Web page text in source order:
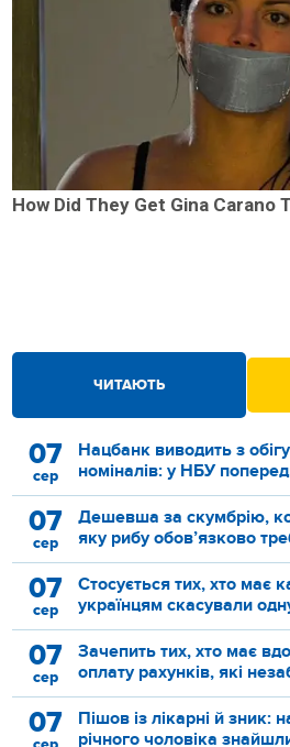
ЧИТАЮТЬ
07
сер
Нацбанк виводить з
номіналів: у НБУ
07
сер
Дешевша за скумбрію,
яку рибу обов’язково
07
сер
Стосується тих, хто має
українцям скасували
07
сер
Зачепить тих, хто має
оплату рахунків, які
07
Пішов із лікарні й зник:
річного чоловіка
How Did They Get Gina Carano